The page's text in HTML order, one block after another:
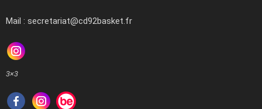
Mail : secretariat@cd92basket.fr
3×3